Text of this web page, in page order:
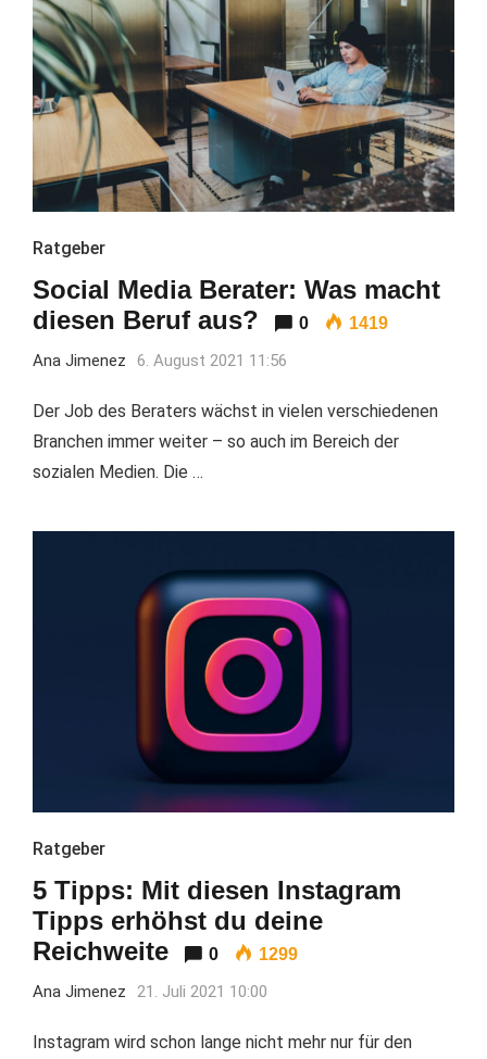
Ratgeber
Social Media Berater: Was macht
diesen Beruf aus?
0 1419
Ana Jimenez 6. August 2021 11:56
Der Job des Beraters wächst in vielen verschiedenen
Branchen immer weiter – so auch im Bereich der
sozialen Medien. Die …
Ratgeber
5 Tipps: Mit diesen Instagram
Tipps erhöhst du deine
Reichweite
0 1299
Ana Jimenez 21. Juli 2021 10:00
Instagram wird schon lange nicht mehr nur für den